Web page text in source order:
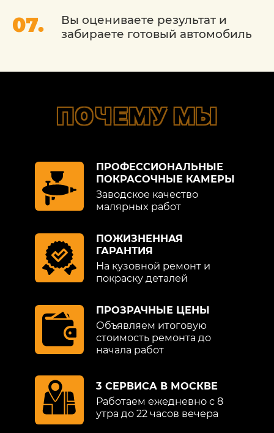
Вы оцениваете результат и
забираете готовый автомобиль
ПОЧЕМУ МЫ
ПРОФЕССИОНАЛЬНЫЕ
ПОКРАСОЧНЫЕ КАМЕРЫ
Заводское качество
малярных работ
ПОЖИЗНЕННАЯ
ГАРАНТИЯ
На кузовной ремонт и
покраску деталей
ПРОЗРАЧНЫЕ ЦЕНЫ
Объявляем итоговую
стоимость ремонта до
начала работ
3 СЕРВИСА В МОСКВЕ
Работаем ежедневно с 8
утра до 22 часов вечера